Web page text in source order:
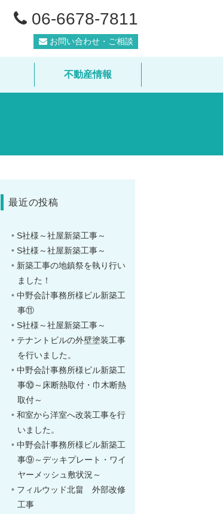
06-6678-7811
お問い合わせ・ご相談
不動産情報
最近の投稿
S社様～社屋新築工事～
S社様～社屋新築工事～
新築工事の地鎮祭を執り行い
ました！
中野会計事務所様ビル新築工
事⑪
S社様～社屋新築工事～
テナントビルの外壁塗装工事
を行いました。
中野会計事務所様ビル新築工
事⑩～床断熱取付・巾木断熱
取付～
和室から洋室へ改装工事を行
いました。
中野会計事務所様ビル新築工
事⑨～デッキプレート・ワイ
ヤーメッシュ敷状況～
フィルウッド北畠 外部改修
工事